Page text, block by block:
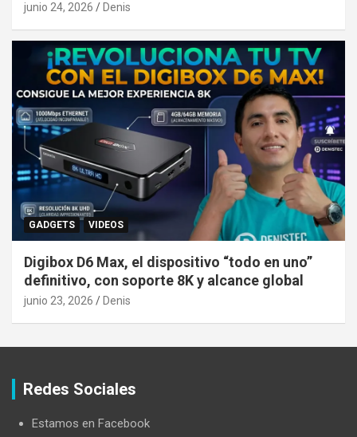
junio 24, 2026 Denis
GADGETS VIDEOS
Digibox D6 Max, el dispositivo “todo en uno”
definitivo, con soporte 8K y alcance global
junio 23, 2026 Denis
Redes Sociales
Estamos en Facebook